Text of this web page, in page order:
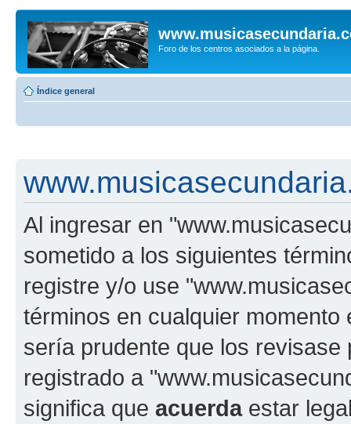
Foro de los centros asociados a la página.
Índice general
Al ingresar en
sometido a los siguientes
registre y/o use
términos en cualquier
sería prudente que los
registrado a
significa que acuerdaestar